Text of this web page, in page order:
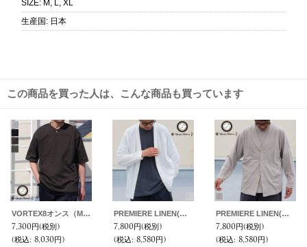
SIZE: M, L, XL
生産国 : 日本
この商品を買った人は、こんな商品も買っています
VORTEX8オンス（MVS天竺）コンチョボタンヘンリー ハーフスリーブ テーパードTシャツ【MADE IN JAPAN】『日本製』/ Upscape Audience
7,300円(税別)
(税込: 8,030円)
PREMIERE LINEN(プレミアリネン)コットン天竺 Vネックカーディガン【MADE IN JAPAN】『日本製』 / Upscape Audience
7,800円(税別)
(税込: 8,580円)
PREMIERE LINEN(プレミアリネン)コットン天竺 Vネックカーディガン【MADE IN JAPAN】『日本製』 / Upscape Audience
7,800円(税別)
(税込: 8,580円)